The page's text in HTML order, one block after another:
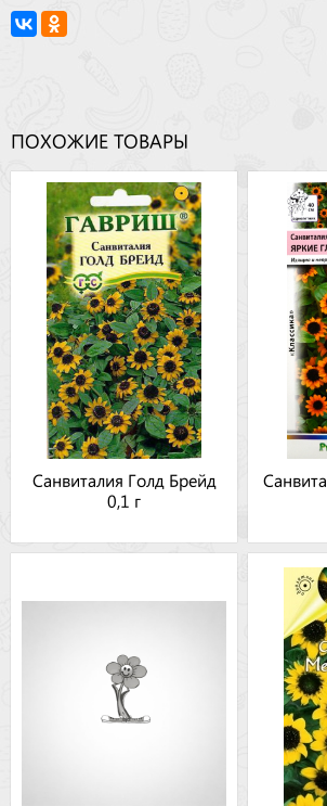
ПОХОЖИЕ ТОВАРЫ
Санвиталия Голд Брейд
0,1 г